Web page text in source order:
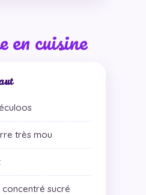
en cuisine
très mou
concentré sucré